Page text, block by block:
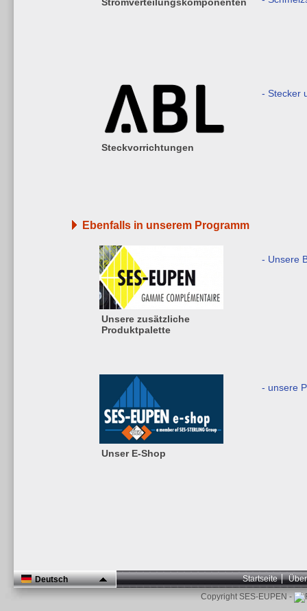
Steckvorrichtungen
- Stecker
Ebenfalls in unserem Programm
Unsere zusätzliche
Produktpalette
- Unsere
Unser E-Shop
- unsere
Deutsch Startseite
Copyright SES-EUPEN -